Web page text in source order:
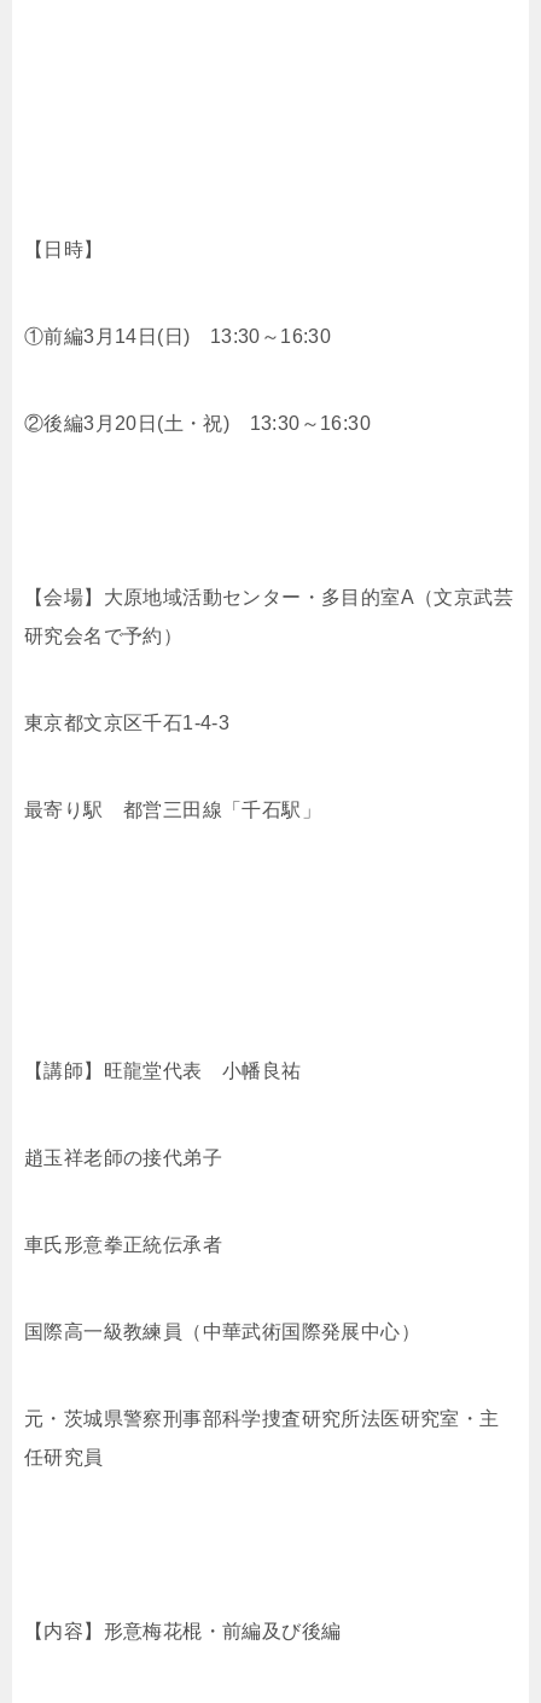
【日時】
①前編3月14日(日) 13:30～16:30
②後編3月20日(土・祝) 13:30～16:30
【会場】大原地域活動センター・多目的室A（文京武芸
研究会名で予約）
東京都文京区千石1-4-3
最寄り駅 都営三田線「千石駅」
【講師】旺龍堂代表 小幡良祐
趙玉祥老師の接代弟子
車氏形意拳正統伝承者
国際高一級教練員（中華武術国際発展中心）
元・茨城県警察刑事部科学捜査研究所法医研究室・主
任研究員
【内容】形意梅花棍・前編及び後編